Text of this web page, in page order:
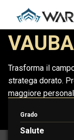
Trasforma il
stratega dorato.
maggiore
Grado
Salute